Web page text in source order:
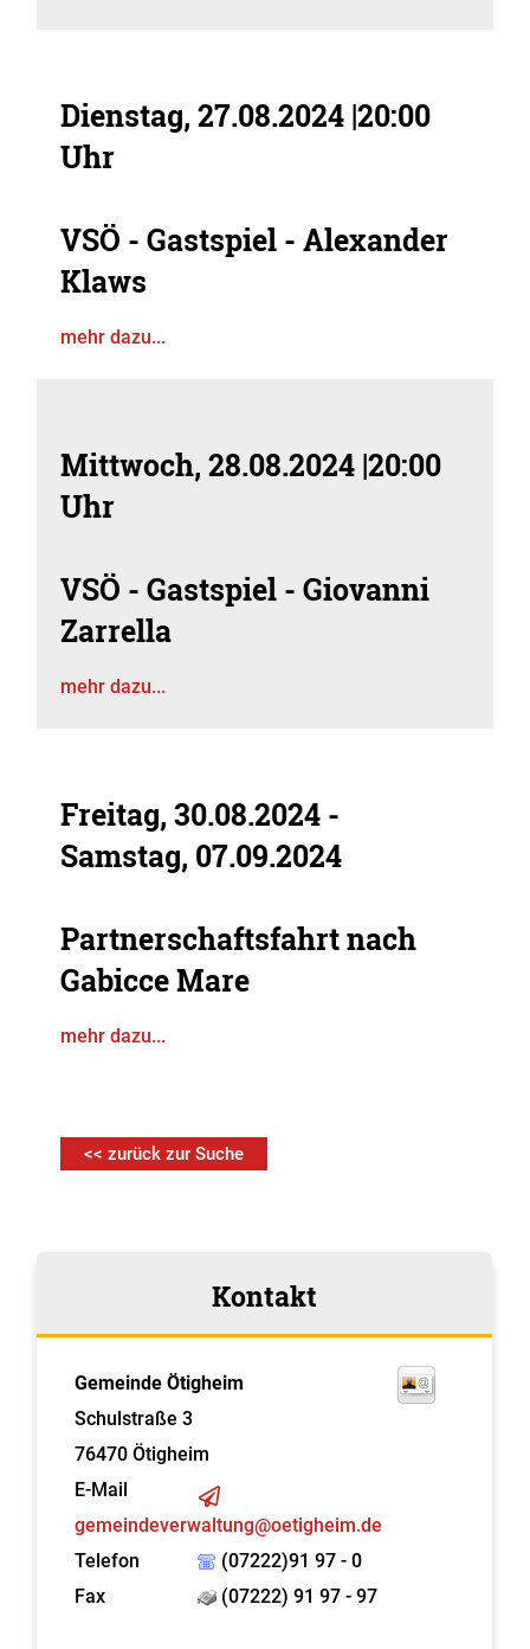
Dienstag, 27.08.2024 |20:00
Uhr
VSÖ - Gastspiel - Alexander
Klaws
mehr dazu...
Mittwoch, 28.08.2024 |20:00
Uhr
VSÖ - Gastspiel - Giovanni
Zarrella
mehr dazu...
Freitag, 30.08.2024 -
Samstag, 07.09.2024
Partnerschaftsfahrt nach
Gabicce Mare
mehr dazu...
<< zurück zur Suche
Kontakt
Gemeinde Ötigheim
Schulstraße 3
76470 Ötigheim
E-Mail
gemeindeverwaltung@oetigheim.de
Telefon
(07222)91 97 - 0
Fax
(07222) 91 97 - 97